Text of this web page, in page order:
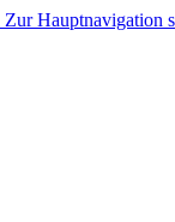
Zur Hauptnavigation